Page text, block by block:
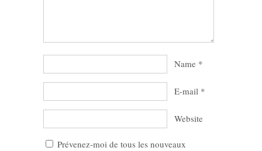
Name *
E-mail *
Website
Prévenez-moi de tous les nouveaux